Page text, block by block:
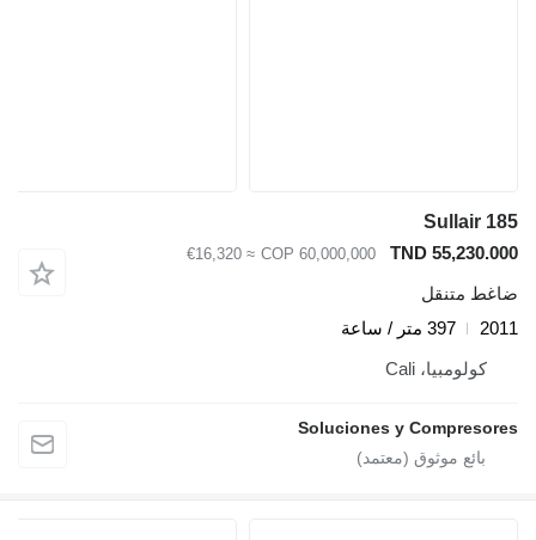
Sullair
TND
COP 60,000,000
≈ €16,320
متنقل
397 متر / ساعة
كولومبيا، Cali
Soluciones y